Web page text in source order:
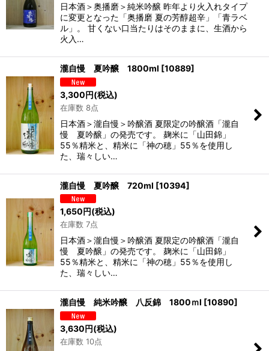
日本酒＞奥播磨＞純米吟醸 昨年より火入れタイプ
に変更となった「奥播磨 夏の芳醇超辛」「青ラベ
ル」。 甘くない口当たりはそのままに、生酒から
火入…
瀧自慢 夏吟醸 1800ml [10889]
3,300円(税込)
在庫数 8点
日本酒＞瀧自慢＞吟醸酒 夏限定の吟醸酒「瀧自
慢 夏吟醸」の発売です。 麹米に「山田錦」
55％精米と、精米に「神の穂」55％を使用し
た、瑞々しい…
瀧自慢 夏吟醸 720ml [10394]
1,650円(税込)
在庫数 7点
日本酒＞瀧自慢＞吟醸酒 夏限定の吟醸酒「瀧自
慢 夏吟醸」の発売です。 麹米に「山田錦」
55％精米と、精米に「神の穂」55％を使用し
た、瑞々しい…
瀧自慢 純米吟醸 八反錦 1800ｍl [10890]
3,630円(税込)
在庫数 10点